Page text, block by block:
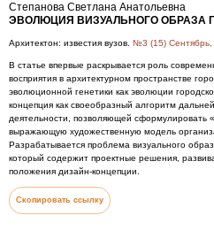
Степанова Светлана Анатольевна
ЭВОЛЮЦИЯ ВИЗУАЛЬНОГО ОБРАЗА
Архитектон: известия вузов. №3 (15) Сентябрь,
В статье впервые раскрывается роль
восприятия в архитектурном пространстве
эволюционной генетики как эволюции
концепция как своеобразный алгоритм
деятельности, позволяющей сформулировать
выражающую художественную модель
Разрабатывается проблема визуального
который содержит проектные решения,
положения дизайн-концепции.
Скопировать ссылку